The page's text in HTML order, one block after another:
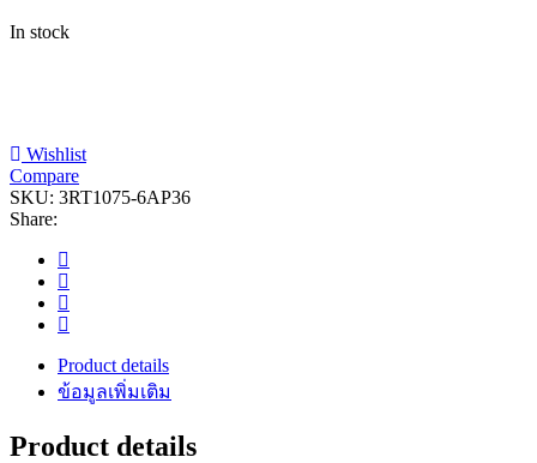
In stock
Wishlist
Compare
SKU: 3RT1075-6AP36
Share:
Product details
ข้อมูลเพิ่มเติม
Product details